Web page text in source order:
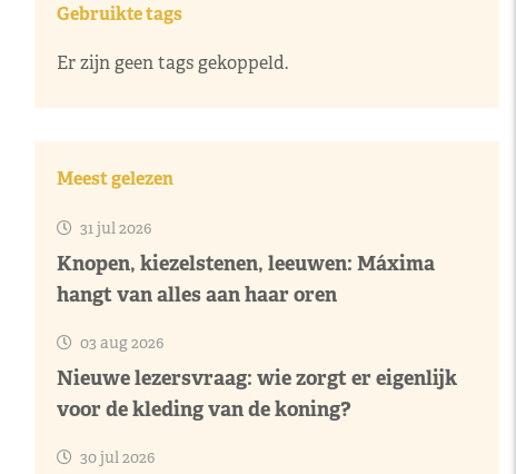
Gebruikte tags
Er zijn geen tags gekoppeld.
Meest gelezen
31 jul 2026
Knopen, kiezelstenen, leeuwen: Máxima
hangt van alles aan haar oren
03 aug 2026
Nieuwe lezersvraag: wie zorgt er eigenlijk
voor de kleding van de koning?
30 jul 2026